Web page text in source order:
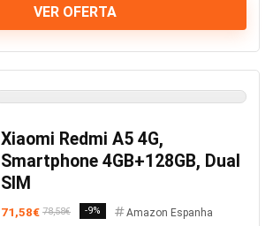
VER OFERTA
Xiaomi Redmi A5 4G,
Smartphone 4GB+128GB, Dual
SIM
71,58€ 78,58€ -9% Amazon Espanha